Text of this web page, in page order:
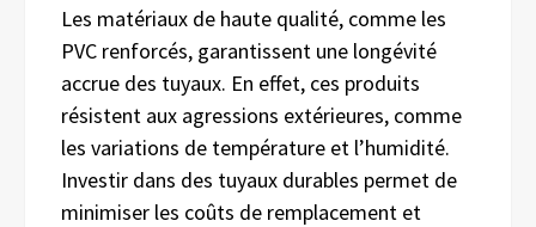
Les matériaux de haute qualité, comme les
PVC renforcés, garantissent une longévité
accrue des tuyaux. En effet, ces produits
résistent aux agressions extérieures, comme
les variations de température et l’humidité.
Investir dans des tuyaux durables permet de
minimiser les coûts de remplacement et